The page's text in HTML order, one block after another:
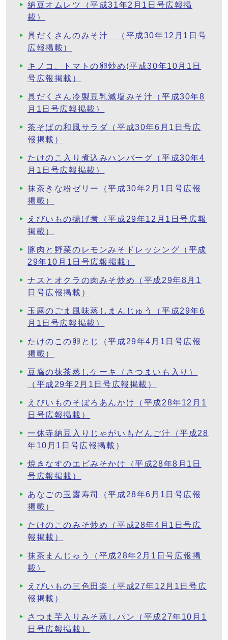
納豆オムレツ（平成31年2月1日号広報掲
載）
具だくさんのみそ汁 （平成30年12月1日号
広報掲載）
キノコ、トマトの卵炒め(平成30年10月1日
号広報掲載）
具だくさん冷製豆乳減塩みそ汁（平成30年8
月1日号広報掲載）
茶そばの和風サラダ（平成30年6月1日号広
報掲載）
たけのこ入り煮込みハンバーグ（平成30年4
月1日号広報掲載）
抹茶きな粉ゼリー（平成30年2月1日号広報
掲載）
えびいもの揚げ煮（平成29年12月1日号広報
掲載）
豚肉と野菜のレモンみそドレッシング（平成
29年10月1日号広報掲載）
ナスとオクラの肉みそ炒め（平成29年8月1
日号広報掲載）
玉露のごま風味蒸しまんじゅう（平成29年6
月1日号広報掲載）
たけのこの卵とじ（平成29年4月1日号広報
掲載）
豆腐の抹茶蒸しケーキ（さつまいも入り）
（平成29年2月1日号広報掲載）
えびいものそぼろあんかけ（平成28年12月1
日号広報掲載）
一休寺納豆入りじゃがいもだんご汁（平成28
年10月1日号広報掲載）
焼きなすのエビみそかけ（平成28年8月1日
号広報掲載）
あなごの玉露寿司（平成28年6月1日号広報
掲載）
たけのこのみそ炒め（平成28年4月1日号広
報掲載）
抹茶まんじゅう（平成28年2月1日号広報掲
載）
えびいもの三色田楽（平成27年12月1日号広
報掲載）
さつま芋入りみそ蒸しパン（平成27年10月1
日号広報掲載）